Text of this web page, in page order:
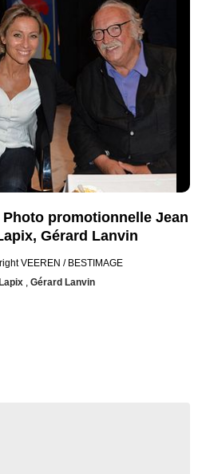
promotionnelle Jean
Gérard Lanvin
VEEREN / BESTIMAGE
, Gérard Lanvin